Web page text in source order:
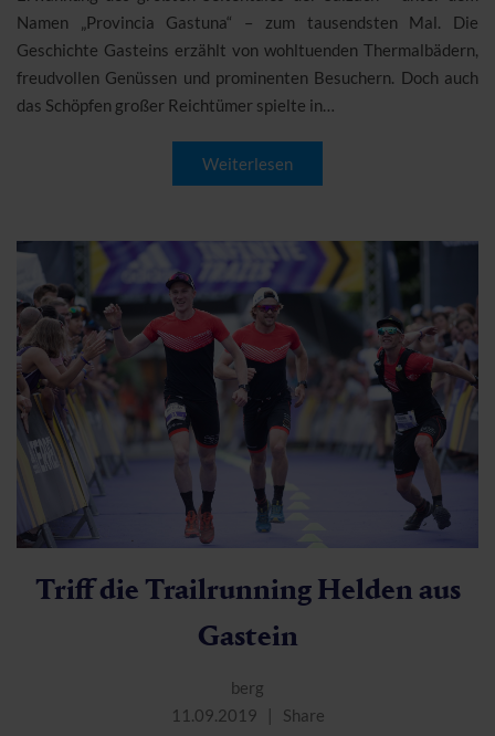
Namen „Provincia Gastuna“ – zum tausendsten Mal. Die
Geschichte Gasteins erzählt von wohltuenden Thermalbädern,
freudvollen Genüssen und prominenten Besuchern. Doch auch
das Schöpfen großer Reichtümer spielte in…
Weiterlesen
Triff die Trailrunning Helden aus
Gastein
berg
11.09.2019
Share